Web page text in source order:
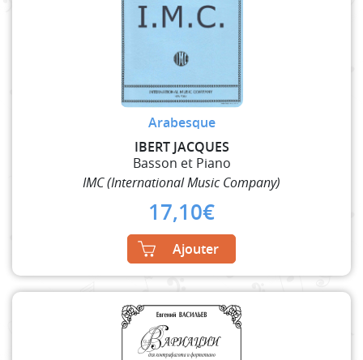
Arabesque
IBERT JACQUES
Basson et Piano
IMC (International Music Company)
17,10€
Ajouter